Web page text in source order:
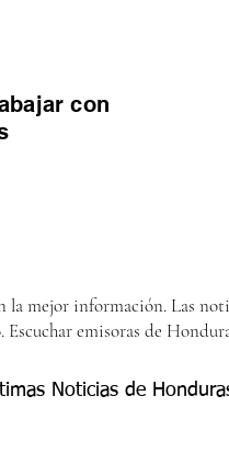
con
mejor información. Las
emisoras de
Noticias de